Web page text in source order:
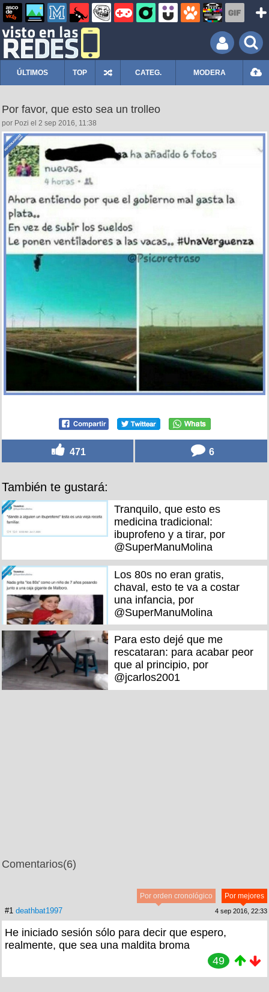
ÚLTIMOS TOP CATEG. MODERA
Por favor, que esto sea un trolleo
por Pozi el 2 sep 2016, 11:38
471 6
También te gustará:
Tranquilo, que esto es
medicina tradicional:
ibuprofeno y a tirar, por
@SuperManuMolina
Los 80s no eran gratis,
chaval, esto te va a costar
una infancia, por
@SuperManuMolina
Para esto dejé que me
rescataran: para acabar peor
que al principio, por
@jcarlos2001
Comentarios(6)
Por mejores
Por orden cronológico
#1 deathbat1997 4 sep 2016, 22:33
He iniciado sesión sólo para decir que espero,
realmente, que sea una maldita broma
49